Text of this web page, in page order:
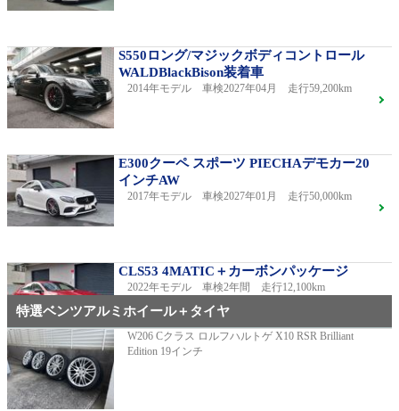
S550ロング/マジックボディコントロール
WALDBlackBison装着車
2014年モデル 車検2027年04月 走行59,200km
E300クーペ スポーツ PIECHAデモカー20
インチAW
2017年モデル 車検2027年01月 走行50,000km
CLS53 4MATIC＋カーボンパッケージ
2022年モデル 車検2年間 走行12,100km
特選ベンツアルミホイール＋タイヤ
W206 Cクラス ロルフハルトゲ X10 RSR Brilliant
Edition 19インチ